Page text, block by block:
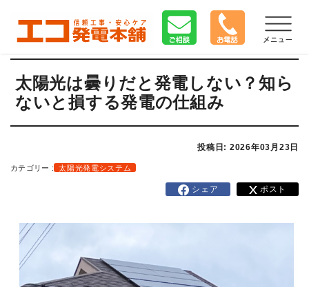
太陽光は曇りだと発電しない？知ら
ないと損する発電の仕組み
投稿日: 2026年03月23日
カテゴリー : 太陽光発電システム
シェア ポスト